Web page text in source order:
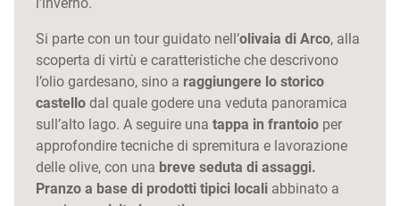
Si parte con un tour guidato nell’olivaia di Arco, alla
scoperta di virtù e caratteristiche che descrivono
l’olio gardesano, sino a raggiungere lo storico
castello dal quale godere una veduta panoramica
sull’alto lago. A seguire una tappa in frantoio per
approfondire tecniche di spremitura e lavorazione
delle olive, con una breve seduta di assaggi.
Pranzo a base di prodotti tipici locali abbinato a